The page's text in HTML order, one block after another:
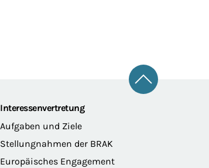
Zum
Interessenvertretung
Aufgaben und Ziele
Stellungnahmen der BRAK
Europäisches Engagement